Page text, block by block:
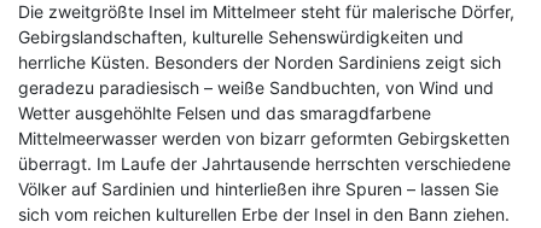
Die zweitgrößte Insel im Mittelmeer steht für malerische Dörfer,
Gebirgslandschaften, kulturelle Sehenswürdigkeiten und
herrliche Küsten. Besonders der Norden Sardiniens zeigt sich
geradezu paradiesisch – weiße Sandbuchten, von Wind und
Wetter ausgehöhlte Felsen und das smaragdfarbene
Mittelmeerwasser werden von bizarr geformten Gebirgsketten
überragt. Im Laufe der Jahrtausende herrschten verschiedene
Völker auf Sardinien und hinterließen ihre Spuren – lassen Sie
sich vom reichen kulturellen Erbe der Insel in den Bann ziehen.